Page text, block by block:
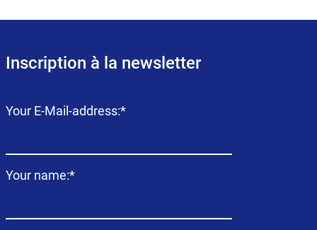
Inscription à la newsletter
Champ
Your E-Mail-address:*
Champ
Your name:*